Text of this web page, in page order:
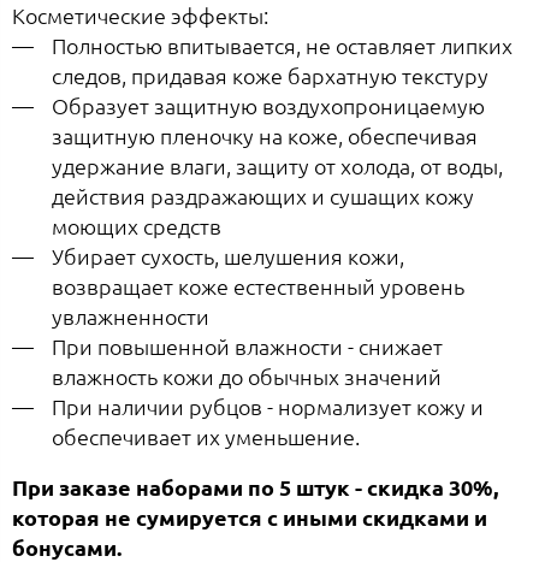
Косметические эффекты:
Полностью впитывается, не оставляет липких
следов, придавая коже бархатную текстуру
Образует защитную воздухопроницаемую
защитную пленочку на коже, обеспечивая
удержание влаги, защиту от холода, от воды,
действия раздражающих и сушащих кожу
моющих средств
Убирает сухость, шелушения кожи,
возвращает коже естественный уровень
увлажненности
При повышенной влажности - снижает
влажность кожи до обычных значений
При наличии рубцов - нормализует кожу и
обеспечивает их уменьшение.
При заказе наборами по 5 штук - скидка 30%,
которая не сумируется с иными скидками и
бонусами.